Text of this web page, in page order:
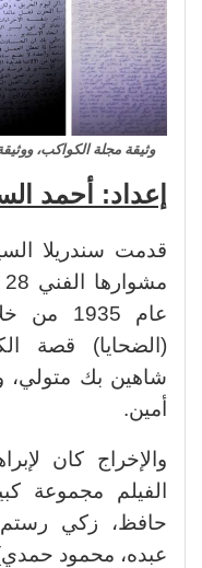
وثيقة مجلة الكواكب،
إعداد: أحمد
قدمت سندريلا
عام
(الضحايا) قصة
شاهين بك متولي،
أمين.
والإخراج كان
الفيلم مجموعة
حافظ، زكي رستم،
عبده، محمود